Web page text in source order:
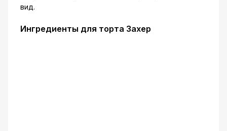
вид.
Ингредиенты для торта Захер